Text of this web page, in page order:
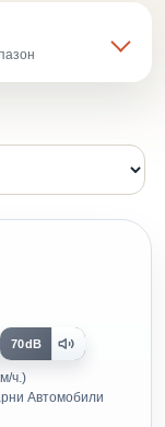
70dB
ч.)
Автомобили